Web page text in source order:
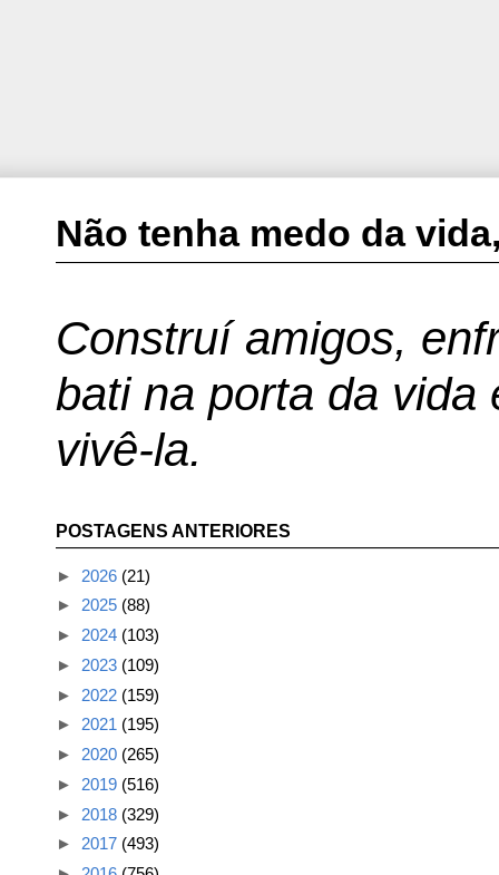
Não tenha medo da
Construí amigos,
bati na porta da vida
vivê-la.
POSTAGENS ANTERIORES
► 2026 (21)
► 2025 (88)
► 2024 (103)
► 2023 (109)
► 2022 (159)
► 2021 (195)
► 2020 (265)
► 2019 (516)
► 2018 (329)
► 2017 (493)